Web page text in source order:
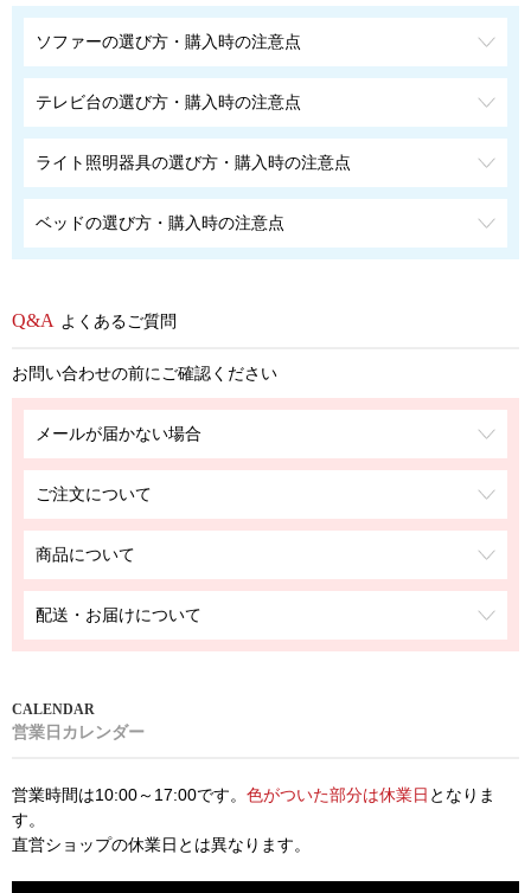
ソファーの選び方・購入時の注意点
テレビ台の選び方・購入時の注意点
ライト照明器具の選び方・購入時の注意点
ベッドの選び方・購入時の注意点
よくあるご質問
お問い合わせの前にご確認ください
メールが届かない場合
ご注文について
商品について
配送・お届けについて
営業日カレンダー
営業時間は10:00～17:00です。 色がついた部分は休業日 となりま
す。
直営ショップの休業日とは異なります。